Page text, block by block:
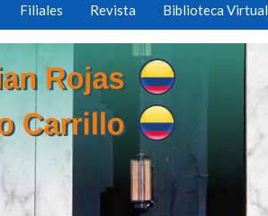
Filiales Revista Biblioteca Virtual